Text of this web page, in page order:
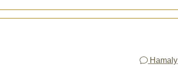
Hamaly